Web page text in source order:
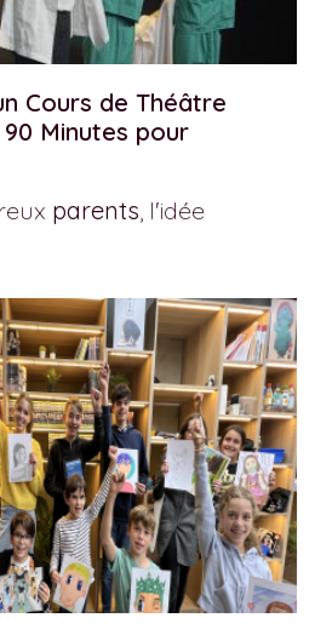
Cours de Théâtre
Minutes pour
parents , l'idée